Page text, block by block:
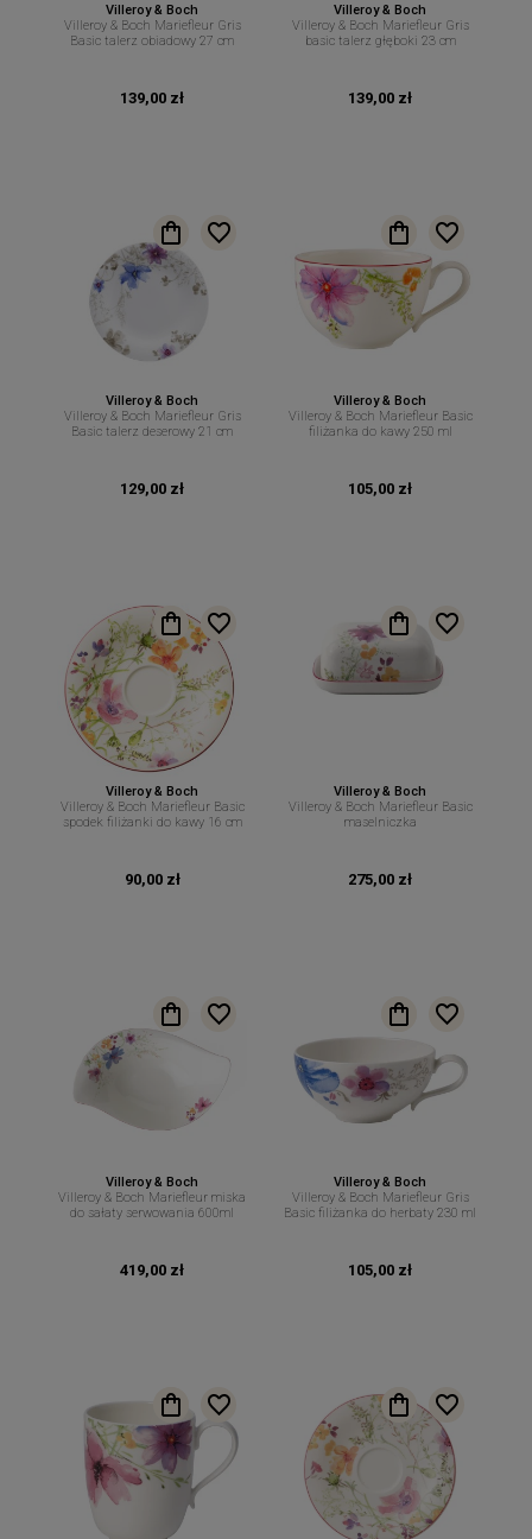
Villeroy & Boch
Villeroy & Boch Mariefleur Gris
Basic talerz obiadowy 27 cm
139,00 zł
Villeroy & Boch
Villeroy & Boch Mariefleur Gris
basic talerz głęboki 23 cm
139,00 zł
Villeroy & Boch
Villeroy & Boch Mariefleur Gris
Basic talerz deserowy 21 cm
129,00 zł
Villeroy & Boch
Villeroy & Boch Mariefleur Basic
filiżanka do kawy 250 ml
105,00 zł
Villeroy & Boch
Villeroy & Boch Mariefleur Basic
spodek filiżanki do kawy 16 cm
90,00 zł
Villeroy & Boch
Villeroy & Boch Mariefleur Basic
maselniczka
275,00 zł
Villeroy & Boch
Villeroy & Boch Mariefleur miska
do sałaty serwowania 600ml
419,00 zł
Villeroy & Boch
Villeroy & Boch Mariefleur Gris
Basic filiżanka do herbaty 230 ml
105,00 zł